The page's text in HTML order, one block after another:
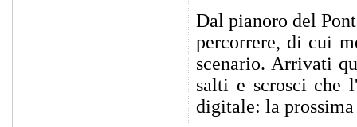
Dal pianoro del
percorrere, di cui
scenario. Arrivati
salti e scrosci che
digitale: la